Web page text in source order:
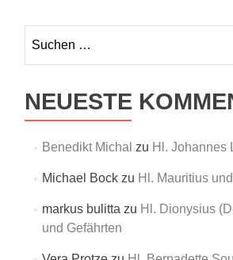
nach:
NEUESTE
Benedikt Michal zu Hl. Johannes
Michael Bockzu Hl. Mauritius
markus bulitta zu Hl. Dionysius
und Gefährten